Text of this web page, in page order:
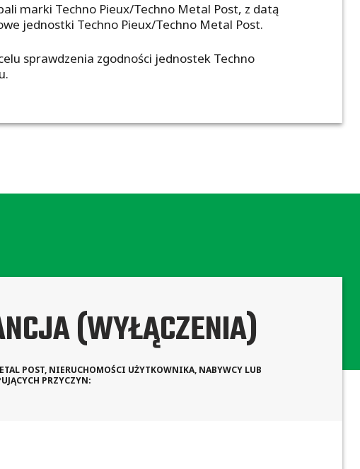
marki Techno Pieux/Techno Metal Post, z datą
jednostki Techno Pieux/Techno Metal Post.
sprawdzenia zgodności jednostek Techno
(WYŁĄCZENIA)
POST, NIERUCHOMOŚCI UŻYTKOWNIKA, NABYWCY LUB
PRZYCZYN: